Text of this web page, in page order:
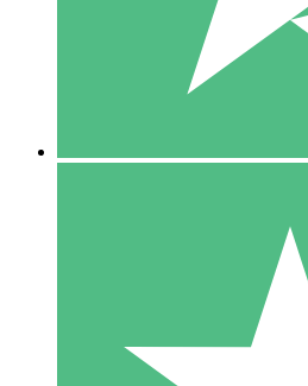
1000
10 Downloaden
20 00